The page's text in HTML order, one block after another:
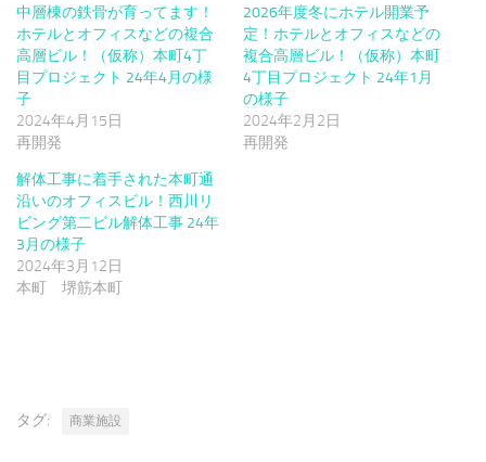
中層棟の鉄骨が育ってます！
ホテルとオフィスなどの複合
高層ビル！（仮称）本町4丁
目プロジェクト 24年4月の様
子
2024年4月15日
再開発
2026年度冬にホテル開業予
定！ホテルとオフィスなどの
複合高層ビル！（仮称）本町
4丁目プロジェクト 24年1月
の様子
2024年2月2日
再開発
解体工事に着手された本町通
沿いのオフィスビル！西川リ
ビング第二ビル解体工事 24年
3月の様子
2024年3月12日
本町 堺筋本町
タグ: 商業施設